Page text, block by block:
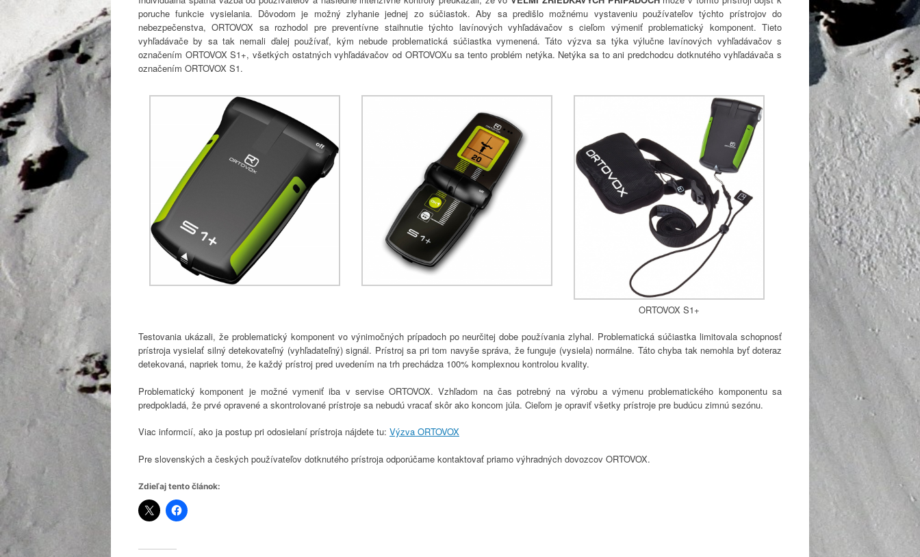
poruche funkcie vysielania. Dôvodom je možný zlyhanie jednej zo súčiastok. Aby sa predišlo možnému vystaveniu používateľov týchto prístrojov do
nebezpečenstva, ORTOVOX sa rozhodol pre preventívne staihnutie týchto lavínových vyhľadávačov s cieľom výmeniť problematický komponent. Tieto
vyhľadávače by sa tak nemali ďalej používať, kým nebude problematická súčiastka vymenená. Táto výzva sa týka výlučne lavínových vyhľadávačov s
označením ORTOVOX S1+, všetkých ostatných vyhľadávačov od ORTOVOXu sa tento problém netýka. Netýka sa to ani predchodcu dotknutého vyhľadávača s
označením ORTOVOX S1.
ORTOVOX S1+
Testovania ukázali, že problematický komponent vo výnimočných prípadoch po neurčitej dobe používania zlyhal. Problematická súčiastka limitovala schopnosť
prístroja vysielať silný detekovateľný (vyhľadateľný) signál. Prístroj sa pri tom navyše správa, že funguje (vysiela) normálne. Táto chyba tak nemohla byť doteraz
detekovaná, napriek tomu, že každý prístroj pred uvedením na trh prechádza 100% komplexnou kontrolou kvality.
Problematický komponent je možné vymeniť iba v servise ORTOVOX. Vzhľadom na čas potrebný na výrobu a výmenu problematického komponentu sa
predpokladá, že prvé opravené a skontrolované prístroje sa nebudú vracať skôr ako koncom júla. Cieľom je opraviť všetky prístroje pre budúcu zimnú sezónu.
Viac informcií, ako ja postup pri odosielaní prístroja nájdete tu: Výzva ORTOVOX
Pre slovenských a českých používateľov dotknutého prístroja odporúčame kontaktovať priamo výhradných dovozcov ORTOVOX.
Zdieľaj tento článok: